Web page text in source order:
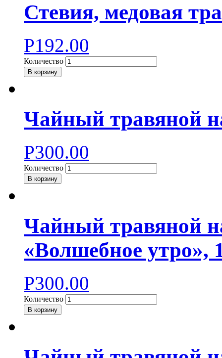
Стевия, медовая
Р192.00
Количество
В корзину
Чайный травяной
Р300.00
Количество
В корзину
Чайный травяной
«Волшебное утро»,
Р300.00
Количество
В корзину